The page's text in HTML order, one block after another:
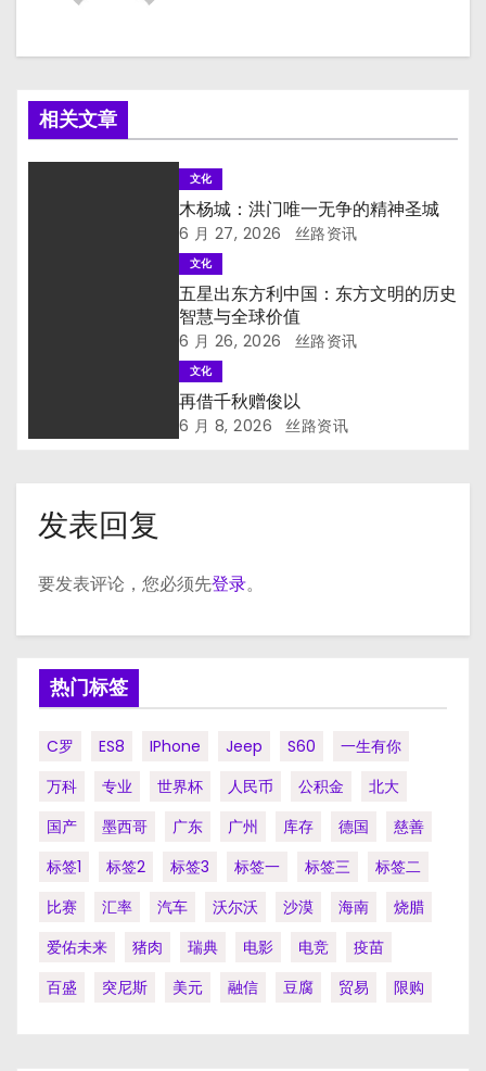
相关文章
文化
木杨城：洪门唯一无争的精神圣城
6 月 27, 2026 丝路资讯
文化
五星出东方利中国：东方文明的历史
智慧与全球价值
6 月 26, 2026 丝路资讯
文化
再借千秋赠俊以
6 月 8, 2026 丝路资讯
发表回复
要发表评论，您必须先登录。
热门标签
C罗 ES8 IPhone Jeep S60
一生有你
万科
专业 世界杯 人民币 公积金
北大
国产
墨西哥 广东 广州 库存 德国
慈善
标签1
标签2 标签3 标签一 标签三
标签二
比赛
汇率 汽车 沃尔沃 沙漠 海南
烧腊
爱佑未来
猪肉 瑞典 电影 电竞
疫苗
百盛
突尼斯 美元 融信 豆腐 贸易 限购